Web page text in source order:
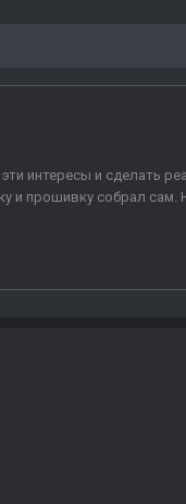
интересы и сделать
и прошивку собрал